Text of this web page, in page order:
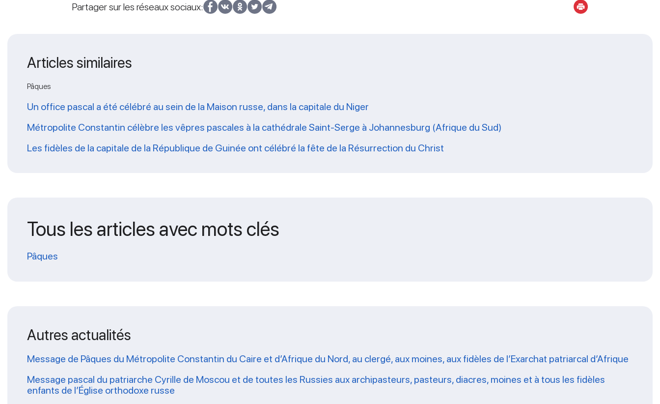
Partager sur les réseaux sociaux:
Articles similaires
Pâques
Un office pascal a été célébré au sein de la Maison russe, dans la capitale du Niger
Métropolite Constantin célèbre les vêpres pascales à la cathédrale Saint-Serge à Johannesburg (Afrique du Sud)
Les fidèles de la capitale de la République de Guinée ont célébré la fête de la Résurrection du Christ
Tous les articles avec mots clés
Pâques
Autres actualités
Message de Pâques du Métropolite Constantin du Caire et d’Afrique du Nord, au clergé, aux moines, aux fidèles de l’Exarchat patriarcal d’Afrique
Message pascal du patriarche Cyrille de Moscou et de toutes les Russies aux archipasteurs, pasteurs, diacres, moines et à tous les fidèles
enfants de l’Église orthodoxe russe